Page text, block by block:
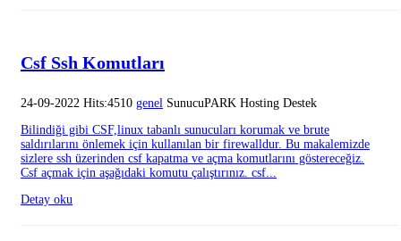
Csf Ssh Komutları
24-09-2022 Hits:4510 genel SunucuPARK Hosting Destek
Bilindiği gibi CSF,linux tabanlı sunucuları korumak ve brute
saldırılarını önlemek için kullanılan bir firewalldur. Bu makalemizde
sizlere ssh üzerinden csf kapatma ve açma komutlarını göstereceğiz.
Csf açmak için aşağıdaki komutu çalıştırınız. csf...
Detay oku